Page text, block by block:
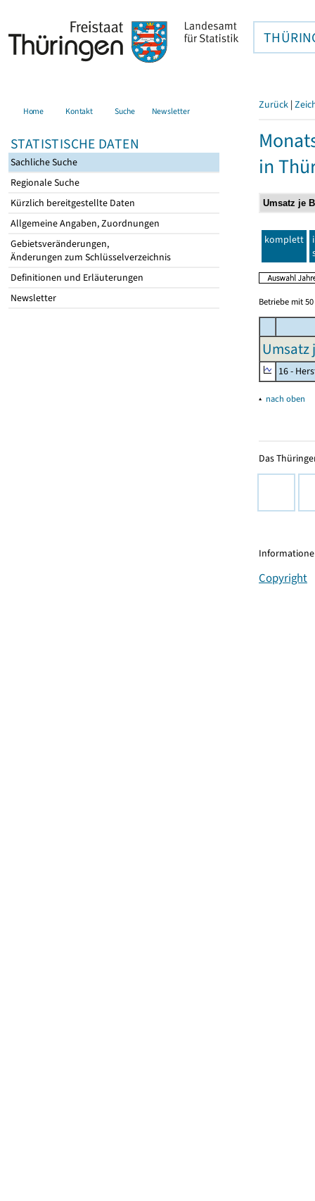
Home Kontakt Suche Newsletter
STATISTISCHE DATEN
Sachliche Suche
Regionale Suche
Kürzlich bereitgestellte Daten
Allgemeine Angaben, Zuordnungen
Gebietsveränderungen,
Änderungen zum Schlüsselverzeichnis
Definitionen und Erläuterungen
Newsletter
Zurück |
in
komplett
Betriebe mit
Umsatz
16 -
▴ nach oben
Das
Copyright